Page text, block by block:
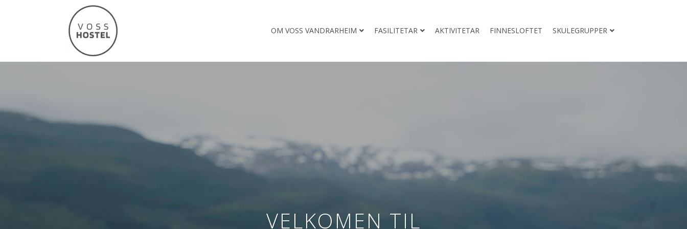
OM VOSS VANDRARHEIM FASILITETAR AKTIVITETAR FINNESLOFTET SKULEGRUPPER
VELKOMEN TIL